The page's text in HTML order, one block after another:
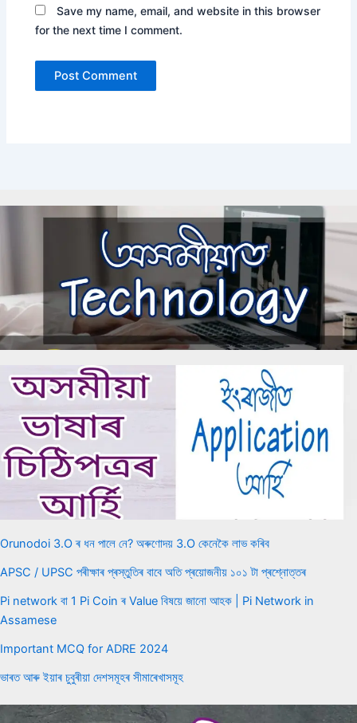
Save my name, email, and website in this browser
for the next time I comment.
Orunodoi 3.O ৰ ধন পালে নে? অৰুণোদয় 3.O কেনেকৈ লাভ কৰিব
APSC / UPSC পৰীক্ষাৰ প্ৰস্তুতিৰ বাবে অতি প্ৰয়োজনীয় ১০১ টা প্ৰশ্নোত্তৰ
Pi network বা 1 Pi Coin ৰ Value বিষয়ে জানো আহক | Pi Network in
Assamese
Important MCQ for ADRE 2024
ভাৰত আৰু ইয়াৰ চুবুৰীয়া দেশসমূহৰ সীমাৰেখাসমূহ